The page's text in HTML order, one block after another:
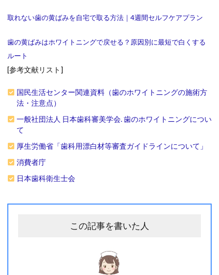
取れない歯の黄ばみを自宅で取る方法｜4週間セルフケアプラン
歯の黄ばみはホワイトニングで戻せる？原因別に最短で白くする
ルート
[参考文献リスト]
国民生活センター関連資料（歯のホワイトニングの施術方
法・注意点）
一般社団法人 日本歯科審美学会. 歯のホワイトニングについ
て
厚生労働省「歯科用漂白材等審査ガイドラインについて」
消費者庁
日本歯科衛生士会
この記事を書いた人